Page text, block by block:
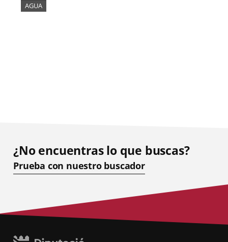
AGUA
¿No encuentras lo que buscas?
Prueba con nuestro buscador